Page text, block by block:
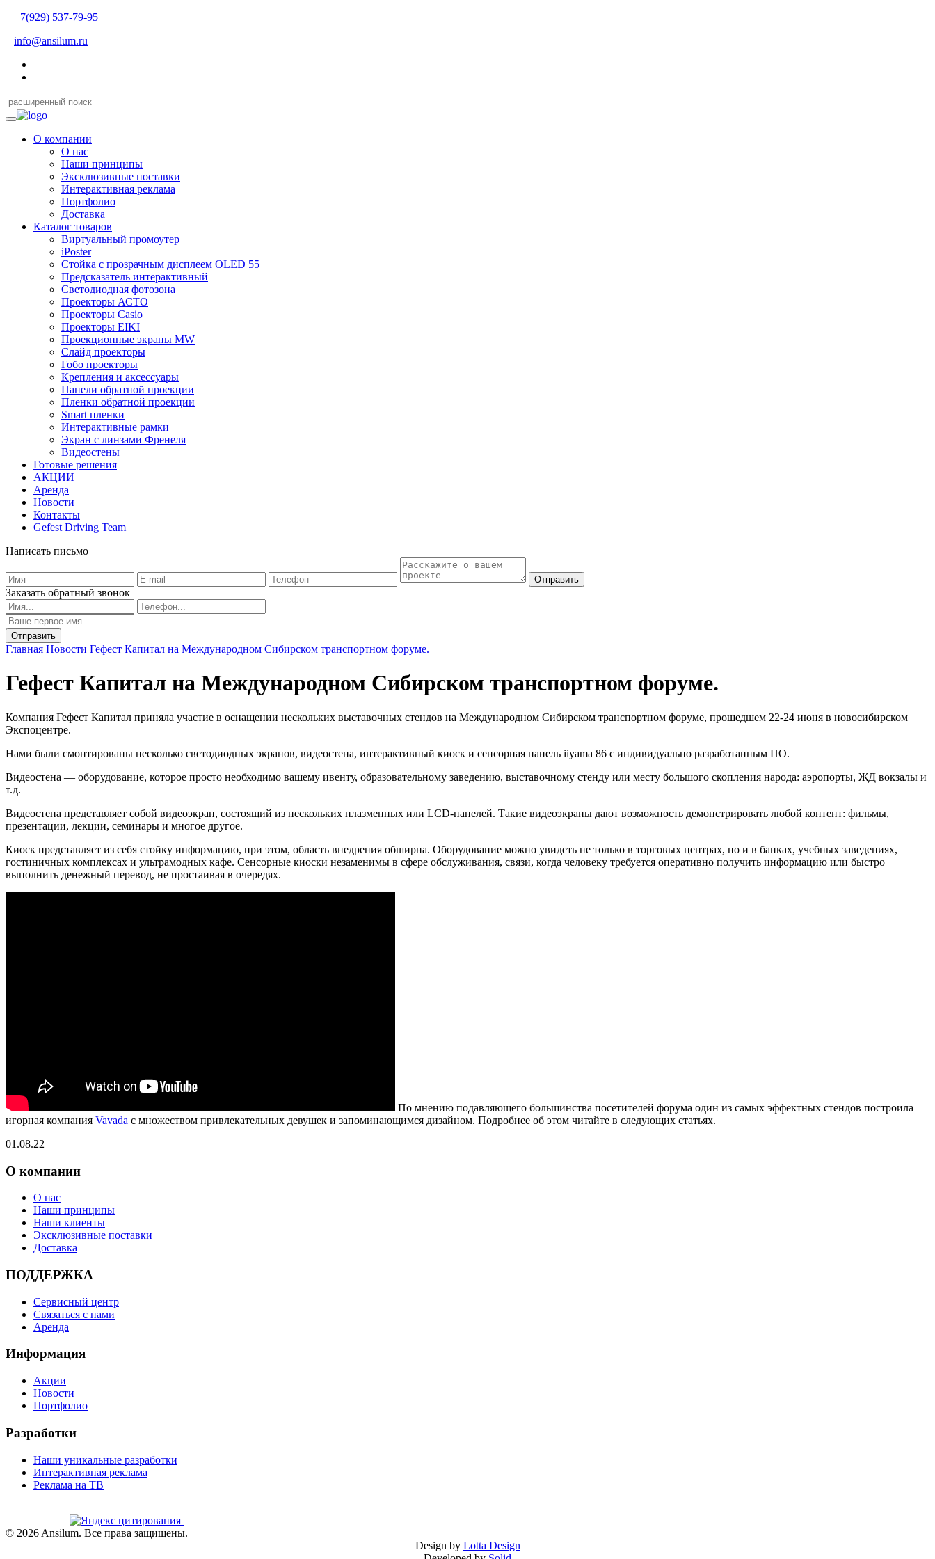
+7(929) 537-79-95
info@ansilum.ru
О компании
О нас
Наши принципы
Эксклюзивные поставки
Интерактивная реклама
Портфолио
Доставка
Каталог товаров
Виртуальный промоутер
iPoster
Стойка с прозрачным дисплеем OLED 55
Предсказатель интерактивный
Светодиодная фотозона
Проекторы АСТО
Проекторы Casio
Проекторы EIKI
Проекционные экраны MW
Слайд проекторы
Гобо проекторы
Крепления и аксессуары
Панели обратной проекции
Пленки обратной проекции
Smart пленки
Интерактивные рамки
Экран с линзами Френеля
Видеостены
Готовые решения
АКЦИИ
Аренда
Новости
Контакты
Gefest Driving Team
Написать письмо
Отправить
Заказать обратный звонок
Главная Новости Гефест Капитал на Международном Сибирском транспортном форуме.
Гефест Капитал на Международном Сибирском транспортном форуме.
Компания Гефест Капитал приняла участие в оснащении нескольких выставочных стендов на Международном Сибирском транспортном форуме, прошедшем 22-24 июня в новосибирском
Экспоцентре.
Нами были смонтированы несколько светодиодных экранов, видеостена, интерактивный киоск и сенсорная панель iiyama 86 с индивидуально разработанным ПО.
Видеостена — оборудование, которое просто необходимо вашему ивенту, образовательному заведению, выставочному стенду или месту большого скопления народа: аэропорты, ЖД вокзалы и
т.д.
Видеостена представляет собой видеоэкран, состоящий из нескольких плазменных или LCD-панелей. Такие видеоэкраны дают возможность демонстрировать любой контент: фильмы,
презентации, лекции, семинары и многое другое.
Киоск представляет из себя стойку информацию, при этом, область внедрения обширна. Оборудование можно увидеть не только в торговых центрах, но и в банках, учебных заведениях,
гостиничных комплексах и ультрамодных кафе. Сенсорные киоски незаменимы в сфере обслуживания, связи, когда человеку требуется оперативно получить информацию или быстро
выполнить денежный перевод, не простаивая в очередях.
По мнению подавляющего большинства посетителей форума один из самых эффектных стендов построила
игорная компания Vavada с множеством привлекательных девушек и запоминающимся дизайном. Подробнее об этом читайте в следующих статьях.
01.08.22
О компании
О нас
Наши принципы
Наши клиенты
Эксклюзивные поставки
Доставка
ПОДДЕРЖКА
Сервисный центр
Связаться с нами
Аренда
Информация
Акции
Новости
Портфолио
Разработки
Наши уникальные разработки
Интерактивная реклама
Реклама на ТВ
© 2026 Ansilum. Все права защищены.
Design by Lotta Design